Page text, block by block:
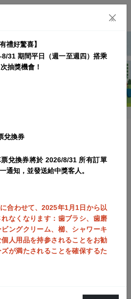
2025/12/04~2026/12/31
がありますので、送り切れの際は予め
×
禮好驚喜】
31 期間平日（週一至週四）搭乘
抽獎機會！
兌換券
兌換券將於 2026/8/31 所有訂單
通知，並發送給中獎客人。
合わせて、2025年1月1日から以
なくなります：歯ブラシ、歯磨
ングクリーム、櫛、シャワーキ
人用品を持参されることをお勧
が満たされることを確保するた